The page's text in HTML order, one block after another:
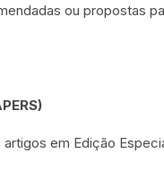
ou propostas
em Edição